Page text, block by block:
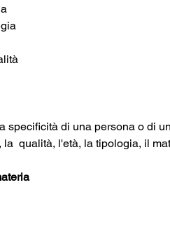
qualità, l'età, la tipologia, il